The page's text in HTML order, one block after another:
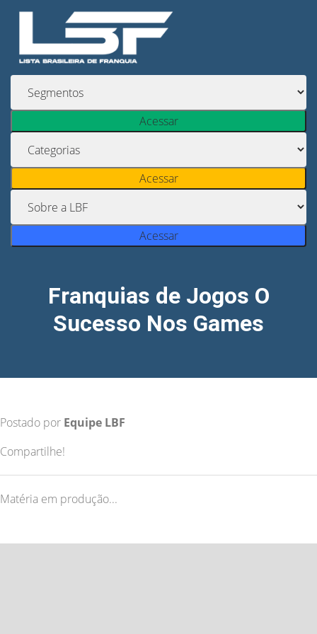
Acessar
Acessar
Acessar
Franquias de Jogos O
Sucesso Nos Games
Postado por Equipe LBF
Compartilhe!
Matéria em produção...